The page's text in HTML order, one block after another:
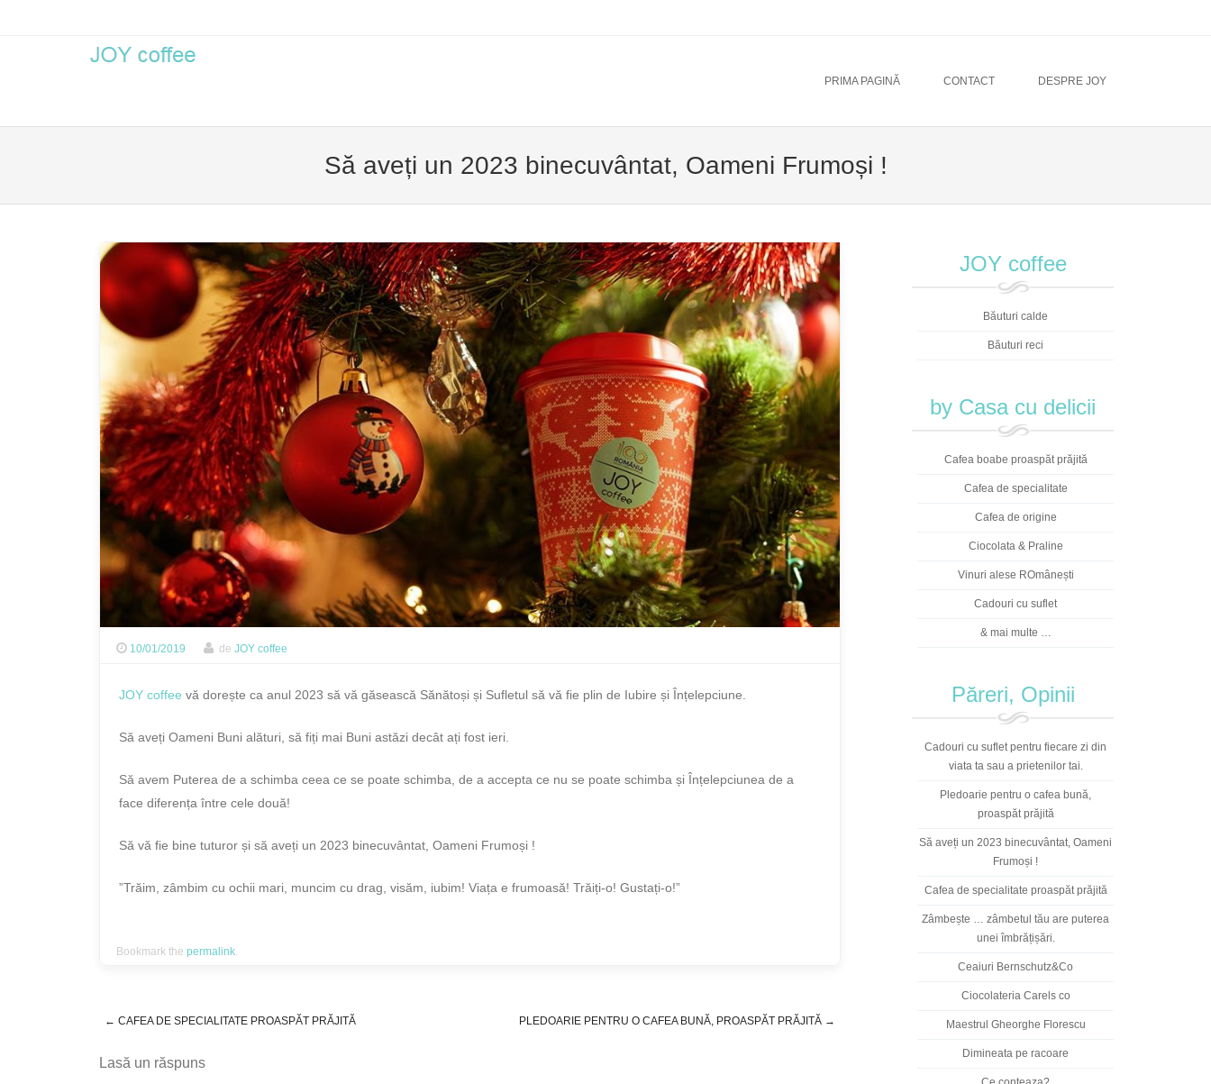
PRIMA PAGINĂ CONTACT DESPRE JOY
Să aveți un 2023 binecuvântat, Oameni Frumoși !
10/01/2019 de JOY coffee
JOY coffee vă dorește ca anul 2023 să vă găsească Sănătoși și Sufletul să vă fie plin de Iubire și Înțelepciune.
Să aveți Oameni Buni alături, să fiți mai Buni astăzi decât ați fost ieri.
Să avem Puterea de a schimba ceea ce se poate schimba, de a accepta ce nu se poate schimba și Înțelepciunea de a
face diferența între cele două!
Să vă fie bine tuturor și să aveți un 2023 binecuvântat, Oameni Frumoși !
”Trăim, zâmbim cu ochii mari, muncim cu drag, visăm, iubim! Viața e frumoasă! Trăiți-o! Gustați-o!”
Bookmark the permalink
Post navigation
← CAFEA DE SPECIALITATE PROASPĂT PRĂJITĂ PLEDOARIE PENTRU O CAFEA BUNĂ, PROASPĂT PRĂJITĂ →
Lasă un răspuns
JOY coffee
Băuturi calde
Băuturi reci
by Casa cu delicii
Cafea boabe proaspăt prăjită
Cafea de specialitate
Cafea de origine
Ciocolata & Praline
Vinuri alese ROmânești
Cadouri cu suflet
& mai multe …
Păreri, Opinii
Cadouri cu suflet pentru fiecare zi din
viata ta sau a prietenilor tai.
Pledoarie pentru o cafea bună,
proaspăt prăjită
Să aveți un 2023 binecuvântat, Oameni
Frumoși !
Cafea de specialitate proaspăt prăjită
Zâmbește … zâmbetul tău are puterea
unei îmbrățișări.
Ceaiuri Bernschutz&Co
Ciocolateria Carels co
Maestrul Gheorghe Florescu
Dimineata pe racoare